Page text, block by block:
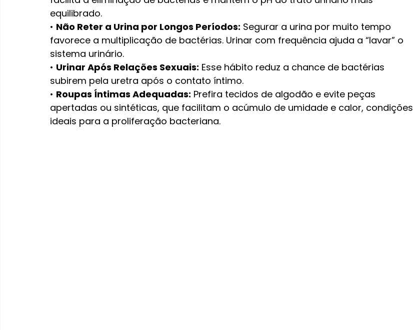
equilibrado.
• Não Reter a Urina por Longos Períodos: Segurar a urina por muito tempo
favorece a multiplicação de bactérias. Urinar com frequência ajuda a “lavar” o
sistema urinário.
• Urinar Após Relações Sexuais: Esse hábito reduz a chance de bactérias
subirem pela uretra após o contato íntimo.
• Roupas Íntimas Adequadas: Prefira tecidos de algodão e evite peças
apertadas ou sintéticas, que facilitam o acúmulo de umidade e calor, condições
ideais para a proliferação bacteriana.